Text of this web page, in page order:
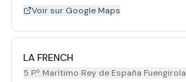
Voir sur Google Maps
LA FRENCH
5 P.º Marítimo Rey de España Fuengirola